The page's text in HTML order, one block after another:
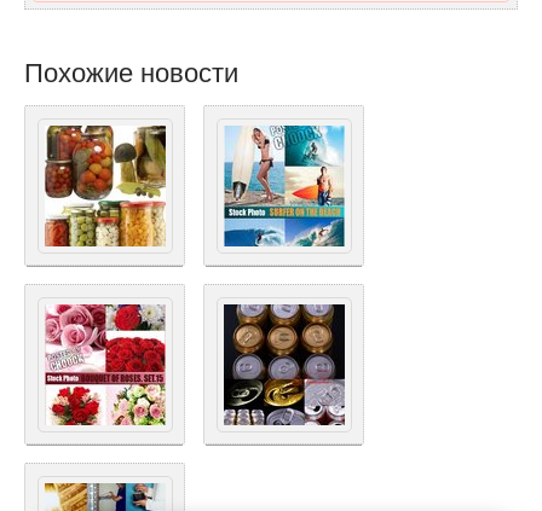
Похожие новости